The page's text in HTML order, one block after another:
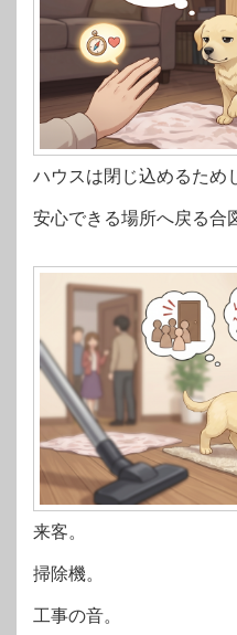
ハウスは閉じ込めるため
安心できる場所へ戻る合
来客。
掃除機。
工事の音。